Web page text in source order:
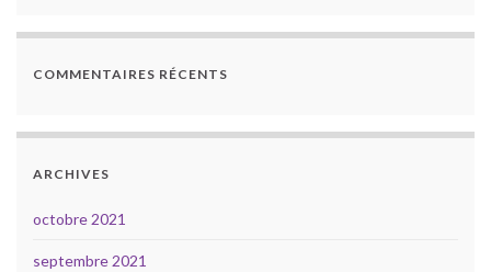
COMMENTAIRES RÉCENTS
ARCHIVES
octobre 2021
septembre 2021